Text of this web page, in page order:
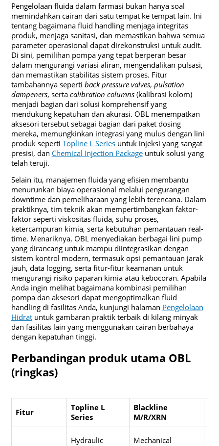
Pengelolaan fluida dalam farmasi bukan hanya soal
memindahkan cairan dari satu tempat ke tempat lain. Ini
tentang bagaimana fluid handling menjaga integritas
produk, menjaga sanitasi, dan memastikan bahwa semua
parameter operasional dapat direkonstruksi untuk audit.
Di sini, pemilihan pompa yang tepat berperan besar
dalam mengurangi variasi aliran, mengendalikan pulsasi,
dan memastikan stabilitas sistem proses. Fitur
tambahannya seperti back pressure valves, pulsation
dampeners, serta calibration columns(kalibrasi kolom)
menjadi bagian dari solusi komprehensif yang
mendukung kepatuhan dan akurasi. OBL menempatkan
aksesori tersebut sebagai bagian dari paket dosing
mereka, memungkinkan integrasi yang mulus dengan lini
produk seperti Topline L Seriesuntuk injeksi yang sangat
presisi, dan Chemical Injection Packageuntuk solusi yang
telah teruji.
Selain itu, manajemen fluida yang efisien membantu
menurunkan biaya operasional melalui pengurangan
downtime dan pemeliharaan yang lebih terencana. Dalam
praktiknya, tim teknik akan mempertimbangkan faktor-
faktor seperti viskositas fluida, suhu proses,
ketercampuran kimia, serta kebutuhan pemantauan real-
time. Menariknya, OBL menyediakan berbagai lini pump
yang dirancang untuk mampu diintegrasikan dengan
sistem kontrol modern, termasuk opsi pemantauan jarak
jauh, data logging, serta fitur-fitur keamanan untuk
mengurangi risiko paparan kimia atau kebocoran. Apabila
Anda ingin melihat bagaimana kombinasi pemilihan
pompa dan aksesori dapat mengoptimalkan fluid
handling di fasilitas Anda, kunjungi halaman Pengelolaan
Hidratuntuk gambaran praktik terbaik di kilang minyak
dan fasilitas lain yang menggunakan cairan berbahaya
dengan kepatuhan tinggi.
Perbandingan produk utama OBL
(ringkas)
Fitur
Topline L
Series
Blackline
M/R/XRN
Hydraulic
Mechanical